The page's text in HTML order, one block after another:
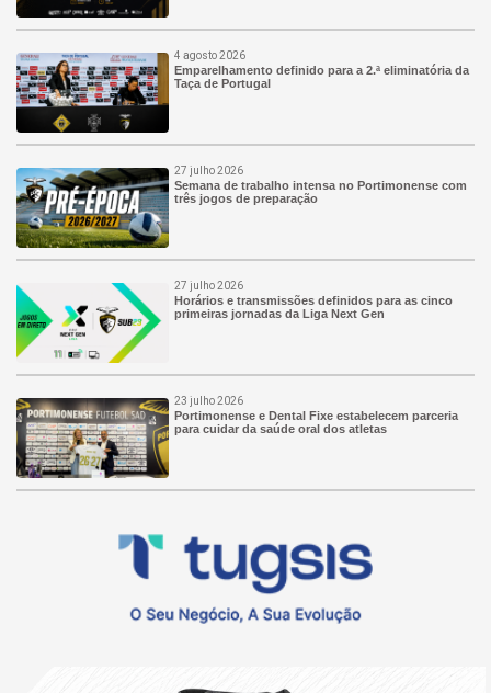
4 agosto 2026
Emparelhamento definido para a 2.ª eliminatória da
Taça de Portugal
27 julho 2026
Semana de trabalho intensa no Portimonense com
três jogos de preparação
27 julho 2026
Horários e transmissões definidos para as cinco
primeiras jornadas da Liga Next Gen
23 julho 2026
Portimonense e Dental Fixe estabelecem parceria
para cuidar da saúde oral dos atletas